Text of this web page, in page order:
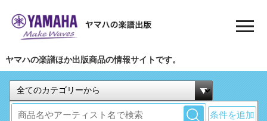
ヤマハの楽譜ほか出版商品の情報サイトです。
条件を追加